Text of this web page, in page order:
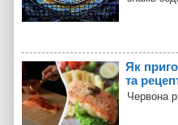
Як
та
Червона